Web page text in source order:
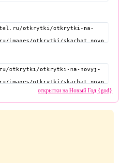
открытки на Новый Год {god}